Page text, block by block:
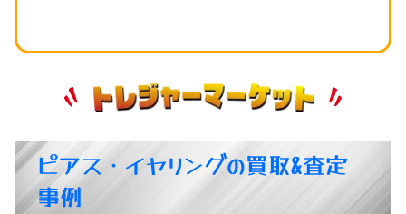
ピアス・イヤリングの買取&査定
事例